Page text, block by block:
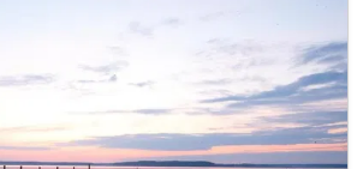
Seesauna
Saunatuch
Fitnessbereiches